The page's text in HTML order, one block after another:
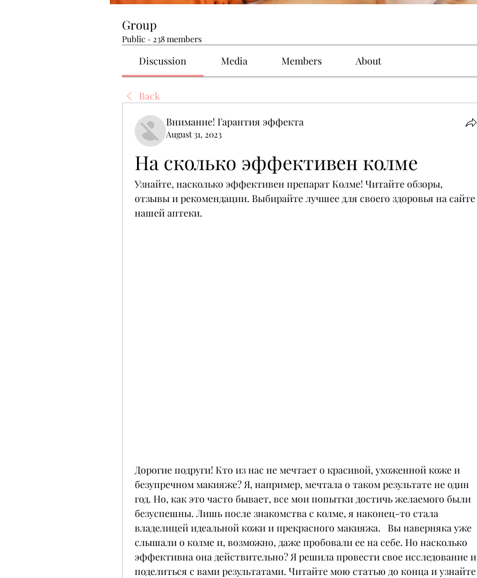
Group
Public · 238 members
Discussion Media Members About
Back
Внимание! Гарантия эффекта
August 31, 2023
На сколько эффективен колме
Узнайте, насколько эффективен препарат Колме! Читайте обзоры,
отзывы и рекомендации. Выбирайте лучшее для своего здоровья на сайте
нашей аптеки.
Дорогие подруги! Кто из нас не мечтает о красивой, ухоженной коже и
безупречном макияже? Я, например, мечтала о таком результате не один
год. Но, как это часто бывает, все мои попытки достичь желаемого были
безуспешны. Лишь после знакомства с колме, я наконец-то стала
владелицей идеальной кожи и прекрасного макияжа.   Вы наверняка уже
слышали о колме и, возможно, даже пробовали ее на себе. Но насколько
эффективна она действительно? Я решила провести свое исследование и
поделиться с вами результатами. Читайте мою статью до конца и узнайте